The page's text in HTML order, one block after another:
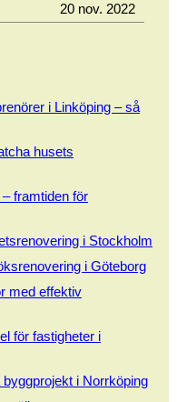
20 nov. 2022
i Linköping – så
husets
framtiden för
i Stockholm
i Göteborg
med effektiv
för fastigheter i
i Norrköping